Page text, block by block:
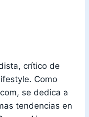
crítico de
Como
se dedica a
tendencias en